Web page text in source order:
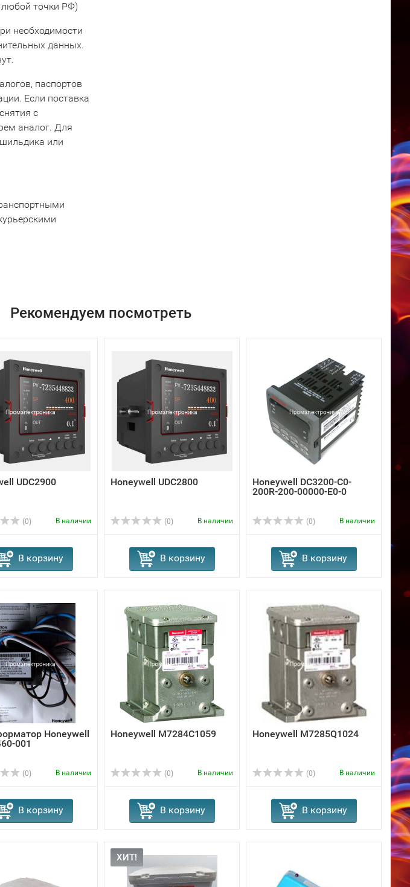
любой точки РФ)
необходимости
данных.
паспортов
Если поставка
с
аналог. Для
или
Рекомендуем посмотреть
UDC2900
(0) В наличии
В корзину
Honeywell UDC2800
(0) В наличии
В корзину
Honeywell DC3200-C0-
200R-200-00000-E0-0
(0) В наличии
В корзину
Honeywell
001
(0) В наличии
В корзину
Honeywell M7284C1059
(0) В наличии
В корзину
Honeywell M7285Q1024
(0) В наличии
В корзину
ХИТ!